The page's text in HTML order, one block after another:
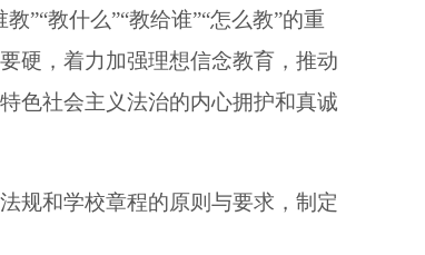
”“教什么”“教给谁”“怎么教”的重
硬，着力加强理想信念教育，推动
色社会主义法治的内心拥护和真诚
规和学校章程的原则与要求，制定